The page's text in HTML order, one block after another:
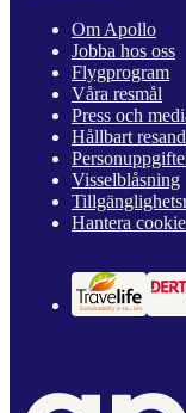
Om Apollo
Jobba hos oss
Flygprogram
Våra resmål
Press och
Hållbart
Visselblåsning
Hantera